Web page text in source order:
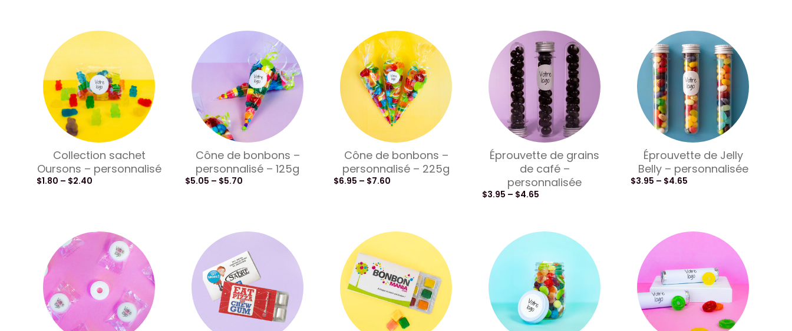
Collection sachet
Oursons – personnalisé
$1.80 – $2.40
Cône de bonbons –
personnalisé – 125g
$5.05 – $5.70
Cône de bonbons –
personnalisé – 225g
$6.95 – $7.60
Éprouvette de grains
de café –
personnalisée
$3.95 – $4.65
Éprouvette de Jelly
Belly – personnalisée
$3.95 – $4.65